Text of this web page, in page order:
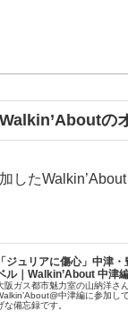
の
した
「ジュリアに傷心」中津
ル｜Walkin’About 中津
阪ガス都市魅力室の山納洋さ
中津編に参加し
な備忘録です。